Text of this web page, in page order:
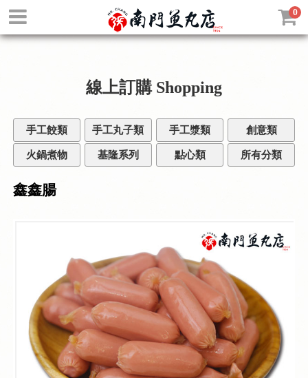
0
線上訂購 Shopping
手工餃類 手工丸子類 手工漿類 創意類
火鍋煮物 基隆系列 點心類 所有分類
鑫鑫腸